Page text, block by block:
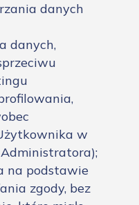
danych
danych,
w
na podstawie
zgody, bez